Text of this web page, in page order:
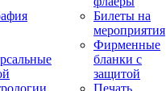
Билеты на
мероприятия
Фирменные
бланки с
защитой
Печать